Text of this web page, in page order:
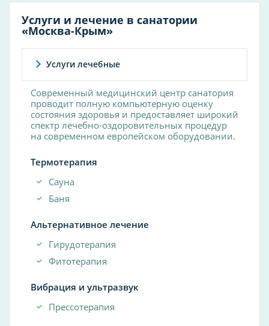
Услуги и лечение в санатории
«Москва-Крым»
Услуги лечебные
Современный медицинский центр санатория
проводит полную компьютерную оценку
состояния здоровья и предоставляет широкий
спектр лечебно-оздоровительных процедур
на современном европейском оборудовании.
Термотерапия
Сауна
Баня
Альтернативное лечение
Гирудотерапия
Фитотерапия
Вибрация и ультразвук
Прессотерапия